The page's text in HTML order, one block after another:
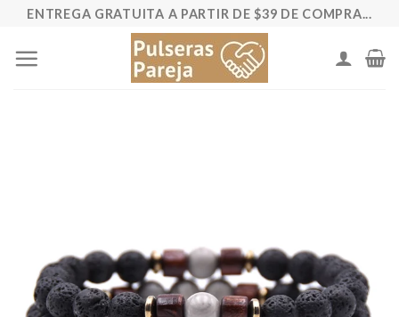
Saltar
contenido
ENTREGA GRATUITA A PARTIR DE $39 DE COMPRA...